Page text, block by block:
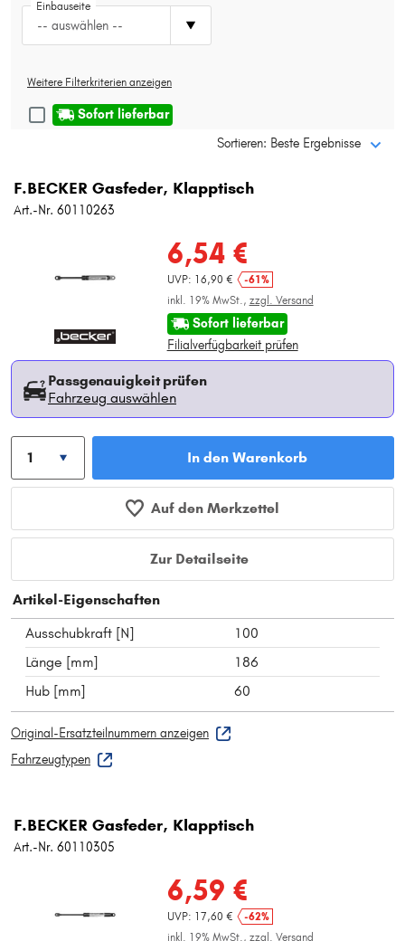
Typ wählen
Einbauseite
-- auswählen --
Weitere Filterkriterien anzeigen
Sofort lieferbar
Sortieren: Beste Ergebnisse
F.BECKER Gasfeder, Klapptisch
Art.-Nr. 60110263
6,54 €
UVP: 16,90 €
-61%
inkl. 19% MwSt., zzgl. Versand
Sofort lieferbar
Filialverfügbarkeit prüfen
Passgenauigkeit prüfen
Fahrzeug auswählen
In den Warenkorb
Auf den Merkzettel
Zur Detailseite
Artikel-Eigenschaften
Ausschubkraft [N]
100
Länge [mm]
186
Hub [mm]
60
Original-Ersatzteilnummern anzeigen
Fahrzeugtypen
F.BECKER Gasfeder, Klapptisch
Art.-Nr. 60110305
6,59 €
UVP: 17,60 €
-62%
inkl. 19% MwSt., zzgl. Versand